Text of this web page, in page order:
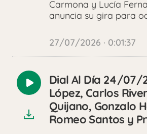
Carmona y Lucía
anuncia su gira para
27/07/2026 · 0:01:37
Reproducir
audio
Dial Al Día 24/07/
López, Carlos
Quijano, Gonzalo
Romeo Santos y